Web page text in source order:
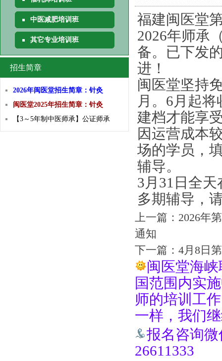
中医减肥培训班
其它专业培训班
招生简章
2026年闽医堂招生简章：针灸
闽医堂2025年招生简章：针灸
【3～5年制中医师承】公证师承
福建闽医堂
2026年师承
备。已下发
进！
闽医堂坚持
月。6月起
建档才能享
因运营成本
场的学员，
辅导。
3月31日全
多期辅导，
上一篇： 2026年
通知
下一篇： 4月8日​
闽医堂海
国范围内实
师的培训工
一样，我们
报名咨询微
26611333